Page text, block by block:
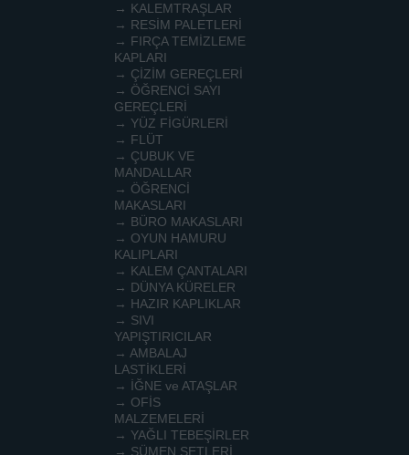
→ KALEMTRAŞLAR
→ RESİM PALETLERİ
→ FIRÇA TEMİZLEME
KAPLARI
→ ÇİZİM GEREÇLERİ
→ ÖĞRENCİ SAYI
GEREÇLERİ
→ YÜZ FİGÜRLERİ
→ FLÜT
→ ÇUBUK VE
MANDALLAR
→ ÖĞRENCİ
MAKASLARI
→ BÜRO MAKASLARI
→ OYUN HAMURU
KALIPLARI
→ KALEM ÇANTALARI
→ DÜNYA KÜRELER
→ HAZIR KAPLIKLAR
→ SIVI
YAPIŞTIRICILAR
→ AMBALAJ
LASTİKLERİ
→ İĞNE ve ATAŞLAR
→ OFİS
MALZEMELERİ
→ YAĞLI TEBEŞİRLER
→ SÜMEN SETLERİ